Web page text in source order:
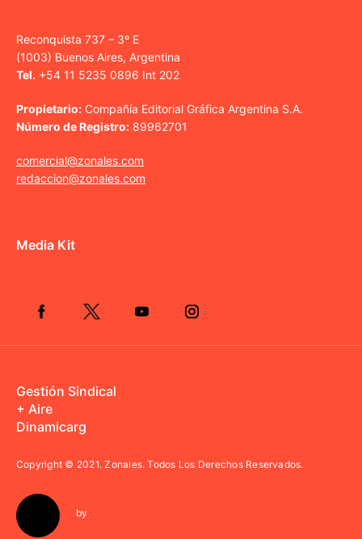
Reconquista 737 – 3º E
(1003) Buenos Aires, Argentina
Tel. +54 11 5235 0896 Int 202
Propietario: Compañía Editorial Gráfica Argentina S.A.
Número de Registro: 89962701
comercial@zonales.com
redaccion@zonales.com
Media Kit
Gestión Sindical
+ Aire
Dinamicarg
Copyright © 2021.Zonales. Todos Los Derechos Reservados.
by